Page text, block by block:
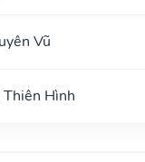
Vũ
Hình